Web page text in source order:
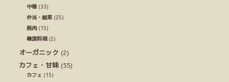
中華(33)
弁当・総菜 (25)
焼肉 (15)
韓国料理(2)
オーガニック (2)
カフェ・甘味(55)
カフェ (15)